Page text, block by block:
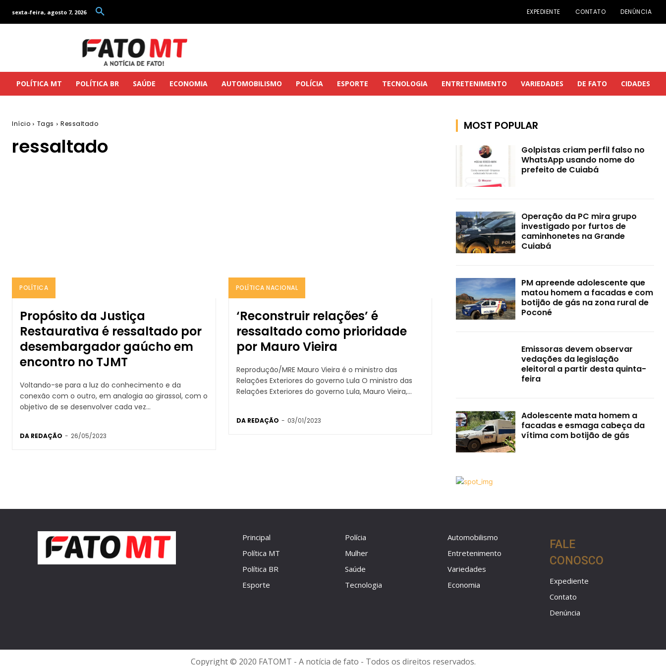
sexta-feira, agosto 7, 2026 EXPEDIENTE CONTATO DENÚNCIA
POLÍTICA MT POLÍTICA BR SAÚDE ECONOMIA AUTOMOBILISMO POLÍCIA ESPORTE TECNOLOGIA ENTRETENIMENTO VARIEDADES DE FATO CIDADES
Início Tags Ressaltado
ressaltado
POLÍTICA
Propósito da Justiça
Restaurativa é ressaltado por
desembargador gaúcho em
encontro no TJMT
Voltando-se para a luz do conhecimento e da
conexão com o outro, em analogia ao girassol, com o
objetivo de se desenvolver cada vez...
DA REDAÇÃO - 26/05/2023
POLÍTICA NACIONAL
‘Reconstruir relações’ é
ressaltado como prioridade
por Mauro Vieira
Reprodução/MRE Mauro Vieira é o ministro das
Relações Exteriores do governo Lula O ministro das
Relações Exteriores do governo Lula, Mauro Vieira,...
DA REDAÇÃO - 03/01/2023
MOST POPULAR
Golpistas criam perfil falso no
WhatsApp usando nome do
prefeito de Cuiabá
Operação da PC mira grupo
investigado por furtos de
caminhonetes na Grande
Cuiabá
PM apreende adolescente que
matou homem a facadas e com
botijão de gás na zona rural de
Poconé
Emissoras devem observar
vedações da legislação
eleitoral a partir desta quinta-
feira
Adolescente mata homem a
facadas e esmaga cabeça da
vítima com botijão de gás
Principal
Política MT
Política BR
Esporte
Polícia
Mulher
Saúde
Tecnologia
Automobilismo
Entretenimento
Variedades
Economia
FALE
CONOSCO
Expediente
Contato
Denúncia
Copyright © 2020 FATOMT - A notícia de fato - Todos os direitos reservados.